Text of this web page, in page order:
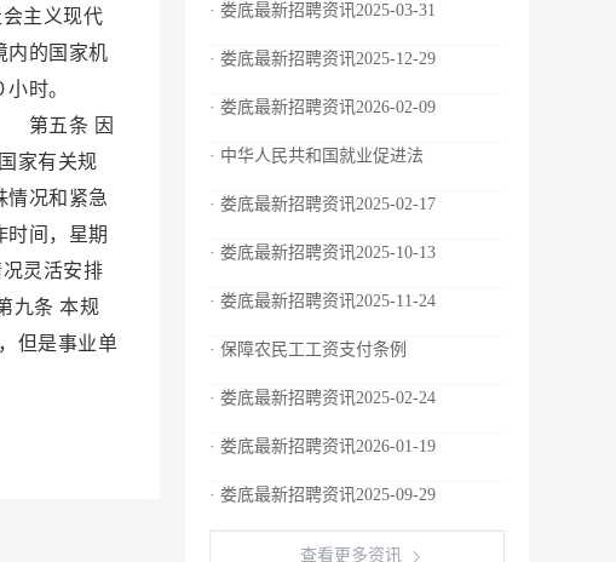
主义现代
的国家机
０小时。
第五条 因
家有关规
况和紧急
间，星期
灵活安排
九条 本规
但是事业单
· 娄底最新招聘资讯2025-03-31
· 娄底最新招聘资讯2025-12-29
· 娄底最新招聘资讯2026-02-09
· 中华人民共和国就业促进法
· 娄底最新招聘资讯2025-02-17
· 娄底最新招聘资讯2025-10-13
· 娄底最新招聘资讯2025-11-24
· 保障农民工工资支付条例
· 娄底最新招聘资讯2025-02-24
· 娄底最新招聘资讯2026-01-19
· 娄底最新招聘资讯2025-09-29
查看更多资讯